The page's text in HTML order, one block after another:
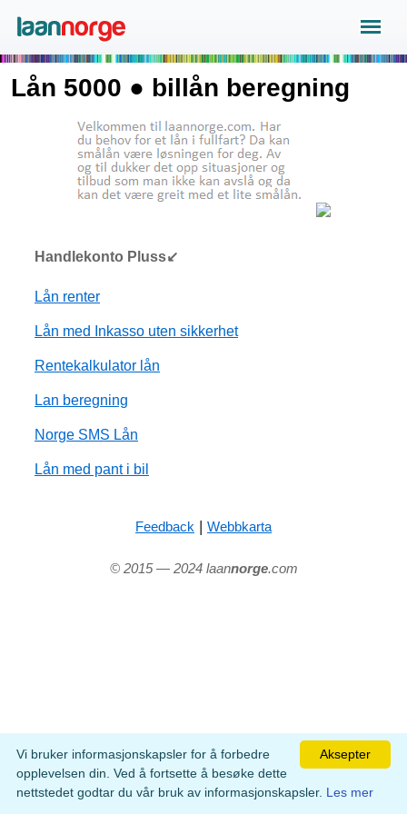
Lån 5000 ● billån beregning
Handlekonto Pluss↙
Lån renter
Lån med Inkasso uten sikkerhet
Rentekalkulator lån
Lan beregning
Norge SMS Lån
Lån med pant i bil
Feedback | Webbkarta
© 2015 — 2024 laannorge.com
Aksepter
Vi bruker informasjonskapsler for å forbedre
opplevelsen din. Ved å fortsette å besøke dette
nettstedet godtar du vår bruk av informasjonskapsler. Les mer